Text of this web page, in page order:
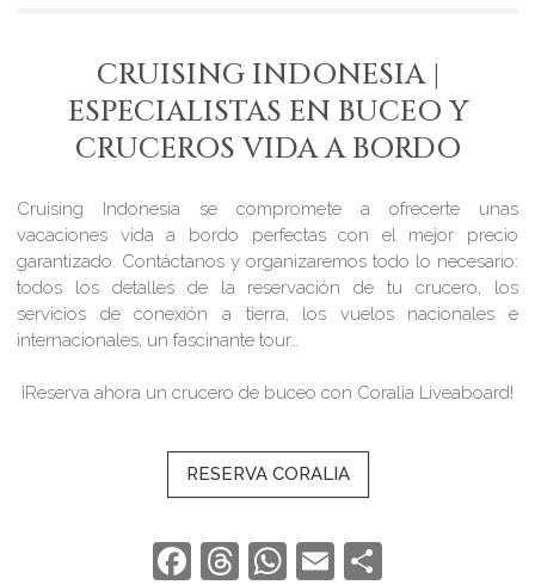
CRUISING INDONESIA |
ESPECIALISTAS EN BUCEO Y
CRUCEROS VIDA A BORDO
Cruising Indonesia se compromete a ofrecerte unas
vacaciones vida a bordo perfectas con el mejor precio
garantizado. Contáctanos y organizaremos todo lo necesario:
todos los detalles de la reservación de tu crucero, los
servicios de conexión a tierra, los vuelos nacionales e
internacionales, un fascinante tour…
¡Reserva ahora un crucero de buceo con Coralia Liveaboard!
RESERVA CORALIA
Facebook
Threads
WhatsApp
Email